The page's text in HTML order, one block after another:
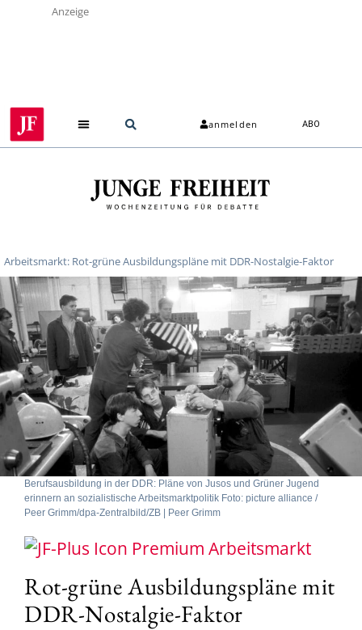
Anzeige
anmelden ABO
Arbeitsmarkt: Rot-grüne Ausbildungspläne mit DDR-Nostalgie-Faktor
Berufsausbildung in der DDR: Pläne von Jusos und Grüner Jugend
erinnern an sozialistische Arbeitsmarktpolitik Foto: picture alliance /
Peer Grimm/dpa-Zentralbild/ZB | Peer Grimm
Arbeitsmarkt
Rot-grüne Ausbildungspläne mit
DDR-Nostalgie-Faktor